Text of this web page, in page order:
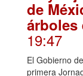
de
árboles
19:47
El Gobierno
primera